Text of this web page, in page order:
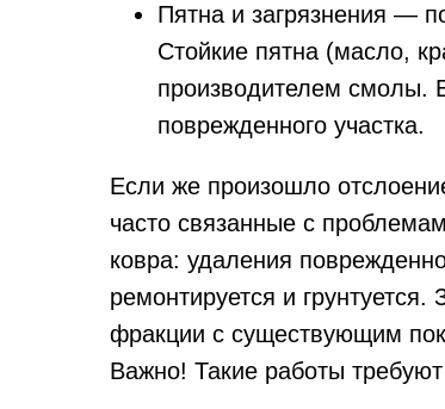
Пятна и загрязнения —
Стойкие пятна (масло,
производителем смолы.
поврежденного участка.
Если же произошло
часто связанные с
ковра: удаления
ремонтируется и
фракции с существующим
Важно! Такие работы